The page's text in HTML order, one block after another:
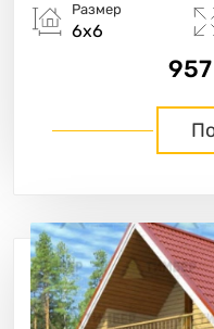
Размер
6х6